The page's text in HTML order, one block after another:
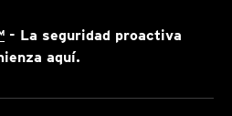
- La seguridad proactiva
aquí.